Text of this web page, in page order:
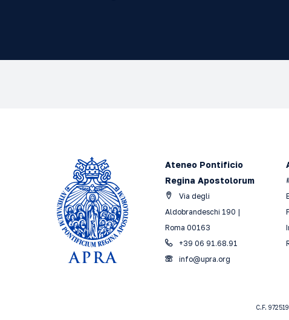
Ateneo Pontificio
Regina Apostolorum
Via degli
Aldobrandeschi 190 |
Roma 00163
+39 06 91.68.91
info@upra.org
C.F.